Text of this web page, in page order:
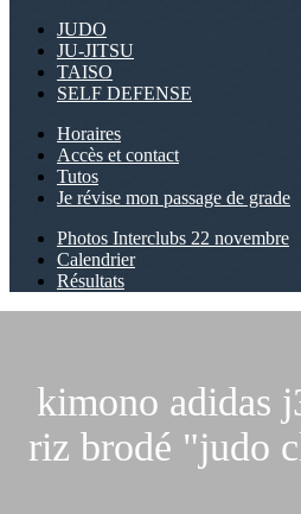
JUDO
JU-JITSU
TAISO
SELF DEFENSE
Horaires
Accès et contact
Tutos
Je révise mon passage de grade
Photos Interclubs 22 novembre
Calendrier
Résultats
kimono adidas
riz brodé "judo